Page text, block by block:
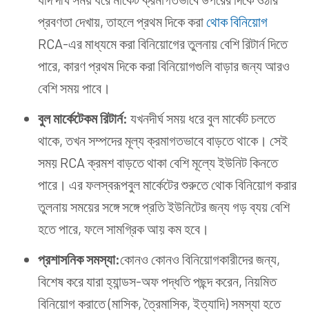
প্রবণতা দেখায়, তাহলে প্রথম দিকে করাথোক বিনিয়োগ
RCA-এর মাধ্যমে করা বিনিয়োগের তুলনায় বেশি রিটার্ন দিতে
পারে, কারণ প্রথম দিকে করা বিনিয়োগগুলি বাড়ার জন্য আরও
বেশি সময় পাবে।
বুল মার্কেটেকম রিটার্ন: যখনদীর্ঘ সময় ধরে বুল মার্কেট চলতে
থাকে, তখন সম্পদের মূল্য ক্রমাগতভাবে বাড়তে থাকে। সেই
সময় RCA ক্রমশ বাড়তে থাকা বেশি মূল্যে ইউনিট কিনতে
পারে। এর ফলস্বরূপবুল মার্কেটের শুরুতে থোক বিনিয়োগ করার
তুলনায় সময়ের সঙ্গে সঙ্গে প্রতি ইউনিটের জন্য গড় ব্যয় বেশি
হতে পারে, ফলে সামগ্রিক আয় কম হবে।
প্রশাসনিকসমস্যা:কোনও কোনও বিনিয়োগকারীদের জন্য,
বিশেষ করে যারা হ্যান্ডস-অফ পদ্ধতি পছন্দ করেন, নিয়মিত
বিনিয়োগ করাতে (মাসিক, ত্রৈমাসিক, ইত্যাদি) সমস্যা হতে